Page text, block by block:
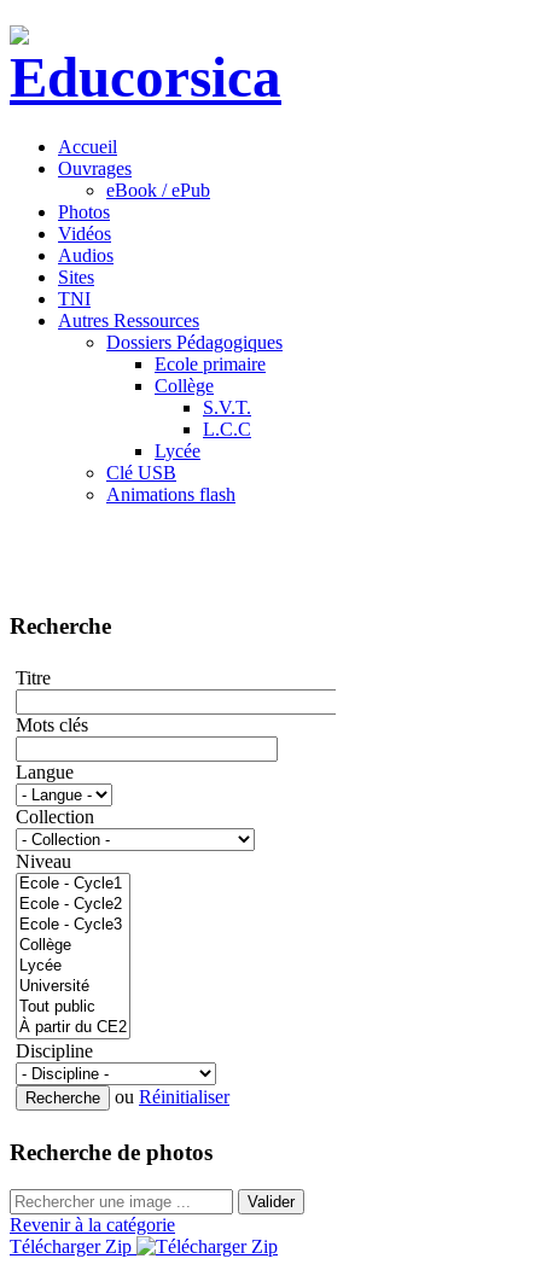
Accueil
Ouvrages
eBook / ePub
Photos
Vidéos
Audios
Sites
TNI
Autres Ressources
Dossiers Pédagogiques
Ecole primaire
Collège
S.V.T.
L.C.C
Lycée
Clé USB
Animations flash
Recherche
Titre
Mots clés
Langue
Collection
Niveau
Discipline
ou Réinitialiser
Recherche de photos
Valider
Revenir à la catégorie
Télécharger Zip